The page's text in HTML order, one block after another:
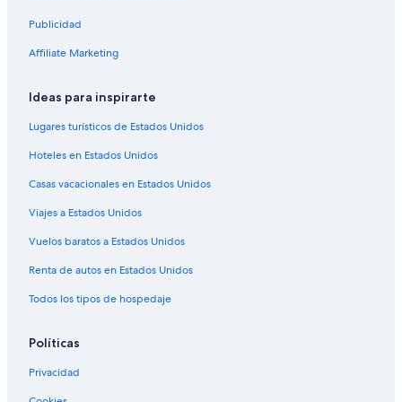
Renta de autos en Londres
Renta de autos en Miami
Renta de autos en Los Ángeles
Renta de autos en Roma
Renta de autos en Punta Cana
Renta de autos en Riviera Maya
Renta de autos en Chicago
Renta de autos de Alamo Rent A Car en Mendoza
Publicidad
Affiliate Marketing
Ideas para inspirarte
Lugares turísticos de Estados Unidos
Hoteles en Estados Unidos
Casas vacacionales en Estados Unidos
Viajes a Estados Unidos
Vuelos baratos a Estados Unidos
Renta de autos en Estados Unidos
Todos los tipos de hospedaje
Políticas
Privacidad